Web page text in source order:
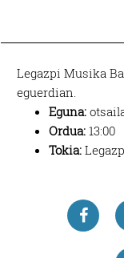
Legazpi Musika
eguerdian.
Eguna:
Ordua: 13:00
Tokia: